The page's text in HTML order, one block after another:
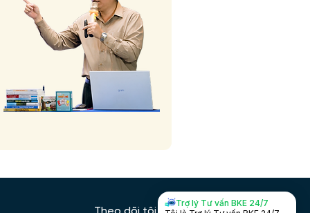
Trợ lý Tư vấn BKE 24/7